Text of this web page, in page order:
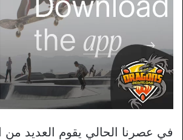
في عصرنا الحالي يقوم العديد